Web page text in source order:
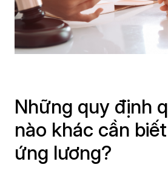
Những quy định
nào khác cần
ứng lương?